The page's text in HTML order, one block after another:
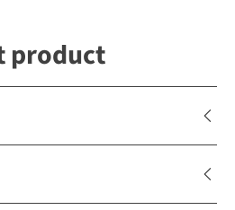
product